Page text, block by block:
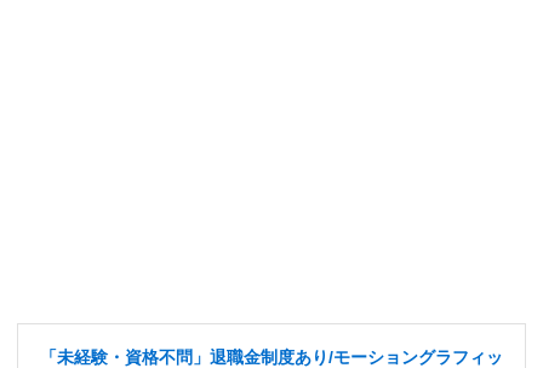
「未経験・資格不問」退職金制度あり/モーショングラフィッ